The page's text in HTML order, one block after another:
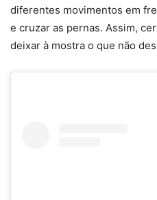
diferentes movimentos em
e cruzar as pernas. Assim,
deixar à mostra o que não